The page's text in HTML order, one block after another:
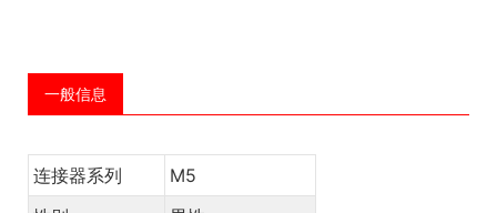
一般信息
连接器系列
M5